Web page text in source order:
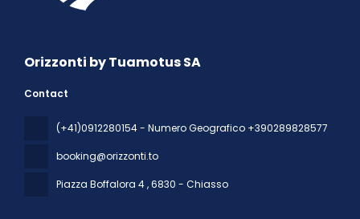
Orizzonti by Tuamotus SA
Contact
(+41)0912280154 - Numero Geografico +390289828577
booking@orizzonti.to
Piazza Boffalora 4, 6830 - Chiasso